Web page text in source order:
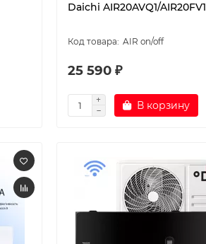
Daichi AIR20AVQ1/AIR20FV1
AIR on/off
25 590 ₽
В корзину